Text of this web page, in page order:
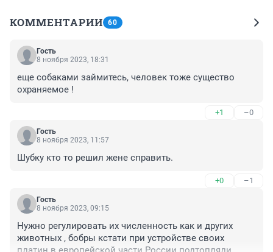
КОММЕНТАРИИ 60
Гость
8 ноября 2023, 18:31
еще собаками займитесь, человек тоже существо
охраняемое !
+1 –0
Гость
8 ноября 2023, 11:57
Шубку кто то решил жене справить.
+0 –1
Гость
8 ноября 2023, 09:15
Нужно регулировать их численность как и других
животных , бобры кстати при устройстве своих